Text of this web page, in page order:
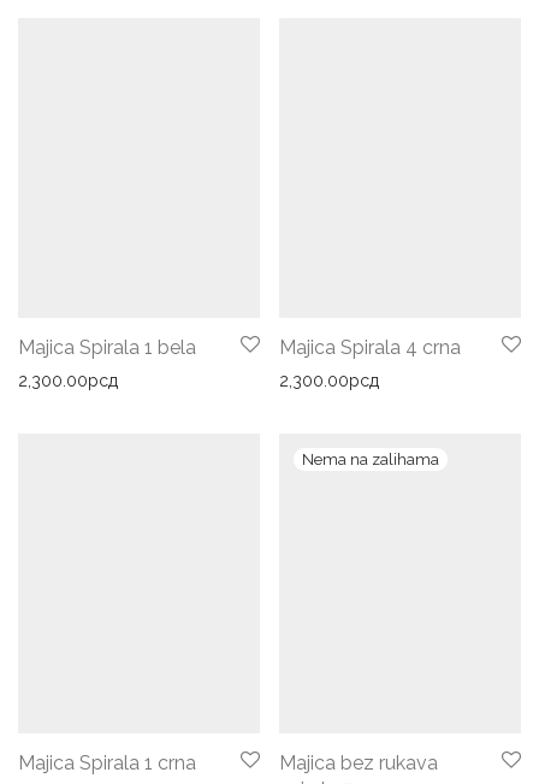
Majica Spirala 1 bela
2,300.00рсд
Majica Spirala 4 crna
2,300.00рсд
Majica Spirala 1 crna
Majica bez rukava